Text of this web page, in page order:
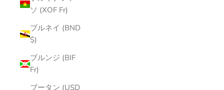
ソ (XOF Fr)
ブルネイ (BND
$)
ブルンジ (BIF
Fr)
ブータン (USD